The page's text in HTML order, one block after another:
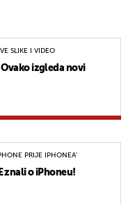
SLIKE I VIDEO
Ovako izgleda novi
PRIJE IPHONEA'
znali o iPhoneu!